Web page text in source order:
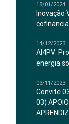
18/01/2024
Inovação
14/12/2023
AI4PV:
energia
03/11/2023
Convite
03)